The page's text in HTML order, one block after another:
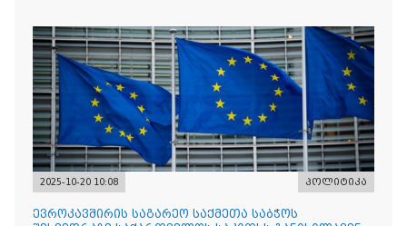
2025-10-20 10:08 პოლიტიკა
ევროკავშირის საგარეო საქმეთა საბჭოს